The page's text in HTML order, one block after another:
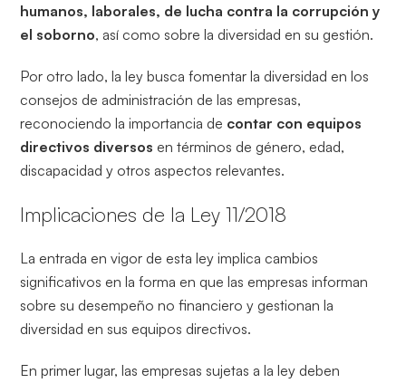
humanos, laborales, de lucha contra la corrupción y
el soborno, así como sobre la diversidad en su gestión.
Por otro lado, la ley busca fomentar la diversidad en los
consejos de administración de las empresas,
reconociendo la importancia de contar con equipos
directivos diversos en términos de género, edad,
discapacidad y otros aspectos relevantes.
Implicaciones de la Ley 11/2018
La entrada en vigor de esta ley implica cambios
significativos en la forma en que las empresas informan
sobre su desempeño no financiero y gestionan la
diversidad en sus equipos directivos.
En primer lugar, las empresas sujetas a la ley deben